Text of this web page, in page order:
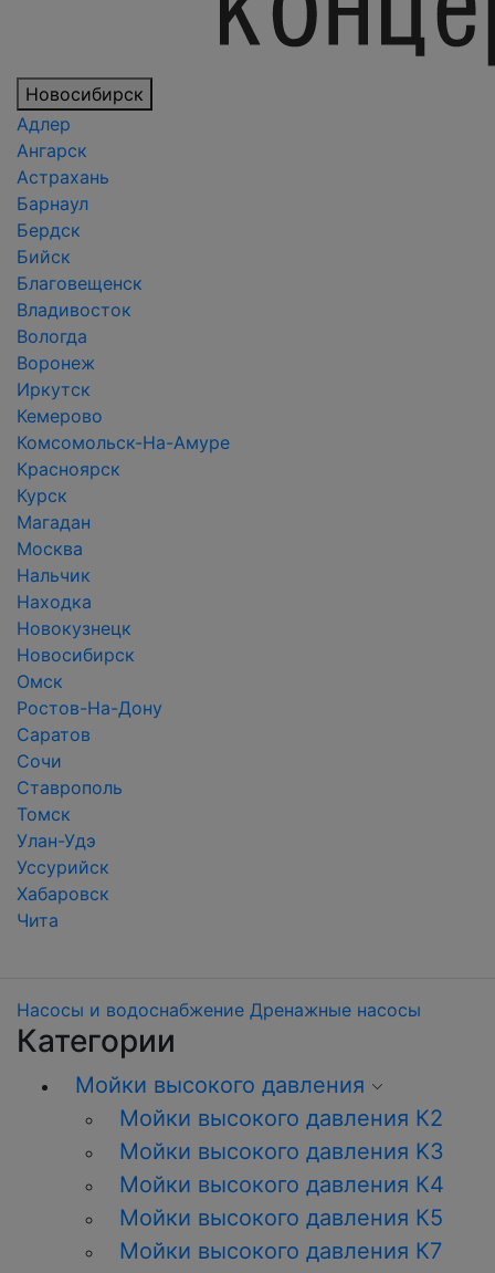
Новосибирск
Адлер
Ангарск
Астрахань
Барнаул
Бердск
Бийск
Благовещенск
Владивосток
Вологда
Воронеж
Иркутск
Кемерово
Комсомольск-На-Амуре
Красноярск
Курск
Магадан
Москва
Нальчик
Находка
Новокузнецк
Новосибирск
Омск
Ростов-На-Дону
Саратов
Сочи
Ставрополь
Томск
Улан-Удэ
Уссурийск
Хабаровск
Чита
Насосы и водоснабжение Дренажные насосы
Категории
Мойки высокого давления
Мойки высокого давления К2
Мойки высокого давления K3
Мойки высокого давления К4
Мойки высокого давления К5
Мойки высокого давления К7